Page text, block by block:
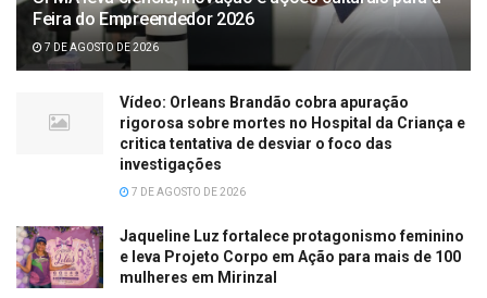
Feira do Empreendedor 2026
7 DE AGOSTO DE 2026
Vídeo: Orleans Brandão cobra apuração
rigorosa sobre mortes no Hospital da Criança e
critica tentativa de desviar o foco das
investigações
7 DE AGOSTO DE 2026
Jaqueline Luz fortalece protagonismo feminino
e leva Projeto Corpo em Ação para mais de 100
mulheres em Mirinzal